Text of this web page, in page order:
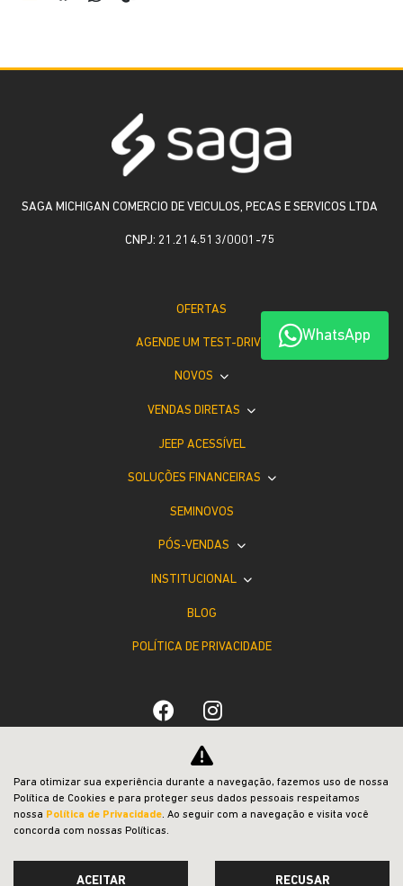
WhatsApp
SAGA MICHIGAN COMERCIO DE VEICULOS, PECAS E SERVICOS LTDA
CNPJ: 21.214.513/0001-75
OFERTAS
AGENDE UM TEST-DRIVE
NOVOS
VENDAS DIRETAS
JEEP ACESSÍVEL
SOLUÇÕES FINANCEIRAS
SEMINOVOS
PÓS-VENDAS
INSTITUCIONAL
BLOG
POLÍTICA DE PRIVACIDADE
Desacelere. Seu bem maior é a vida.
Para otimizar sua experiência durante a navegação, fazemos uso de nossa
Política de Cookies e para proteger seus dados pessoais respeitamos
nossa Política de Privacidade. Ao seguir com a navegação e visita você
concorda com nossas Políticas.
ACEITAR RECUSAR